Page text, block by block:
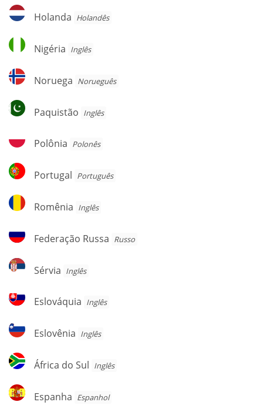
Holanda
Holanda Holandês
Nigéria
Nigéria Inglês
Noruega
Noruega Norueguês
Paquistão
Paquistão Inglês
Polônia
Polônia Polonês
Portugal
Portugal Português
Romênia
Romênia Inglês
Federação
Russa
Federação Russa Russo
Sérvia
Sérvia Inglês
Eslováquia
Eslováquia Inglês
Eslovênia
Eslovênia Inglês
África
do
África do Sul Inglês
Espanha
Espanha Espanhol